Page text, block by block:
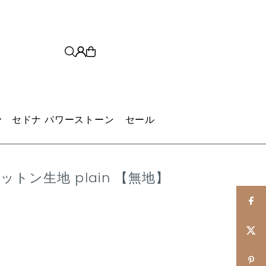
セドナ パワーストーン セール
トン生地 plain 【無地】